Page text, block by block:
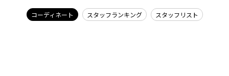
コーディネート スタッフランキング スタッフリスト